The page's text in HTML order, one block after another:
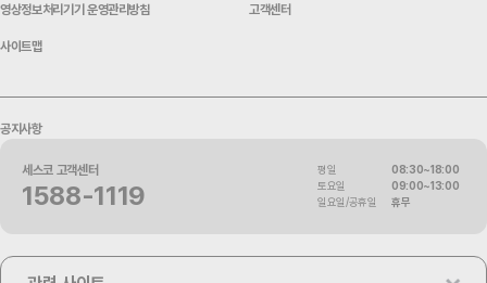
영상정보처리기기 운영관리방침 고객센터
사이트맵
공지사항
세스코 고객센터
1588-1119
평일
08:30~18:00
토요일
09:00~13:00
일요일/공휴일
휴무